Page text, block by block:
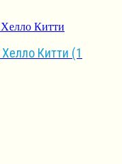
Китти (1